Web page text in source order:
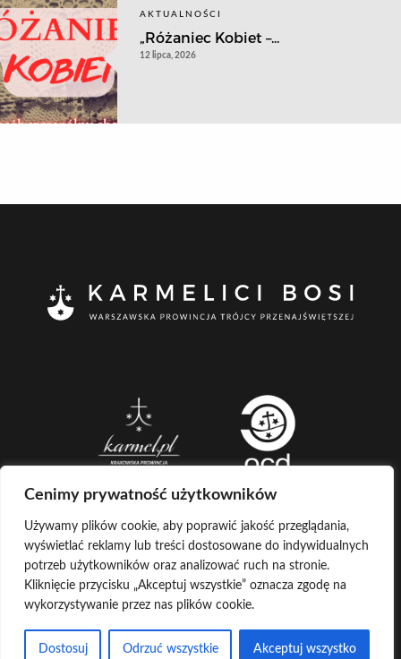
Cenimy prywatność użytkowników
Używamy plików cookie, aby poprawić jakość przeglądania,
wyświetlać reklamy lub treści dostosowane do indywidualnych
potrzeb użytkowników oraz analizować ruch na stronie.
Kliknięcie przycisku „Akceptuj wszystkie” oznacza zgodę na
wykorzystywanie przez nas plików cookie.
Dostosuj Odrzuć wszystkie Akceptuj wszystko
AKTUALNOŚCI
„Różaniec Kobiet –...
12 lipca, 2026
CREATED BY
COPYRIGHT © KARMELICI BOSI LOG IN